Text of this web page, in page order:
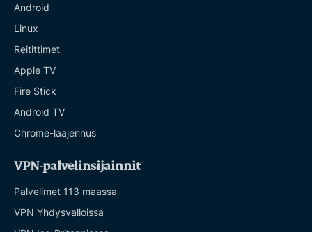
Android
Linux
Reitittimet
Apple TV
Fire Stick
Android TV
Chrome-laajennus
VPN-palvelinsijainnit
Palvelimet 113 maassa
VPN Yhdysvalloissa